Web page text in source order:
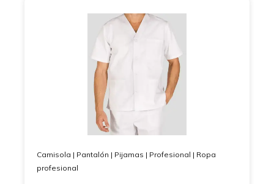
Camisola | Pantalón | Pijamas | Profesional | Ropa
profesional